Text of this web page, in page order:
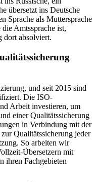
übersetzt ins Deutsche
Sprache als Muttersprache
Amtssprache ist,
dort absolviert.
und seit 2015 sind
Die ISO-
Arbeit investieren, um
einer Qualitätssicherung
in Verbindung mit der
Qualitätssicherung jeder
So arbeiten wir
Übersetzern mit
ihren Fachgebieten